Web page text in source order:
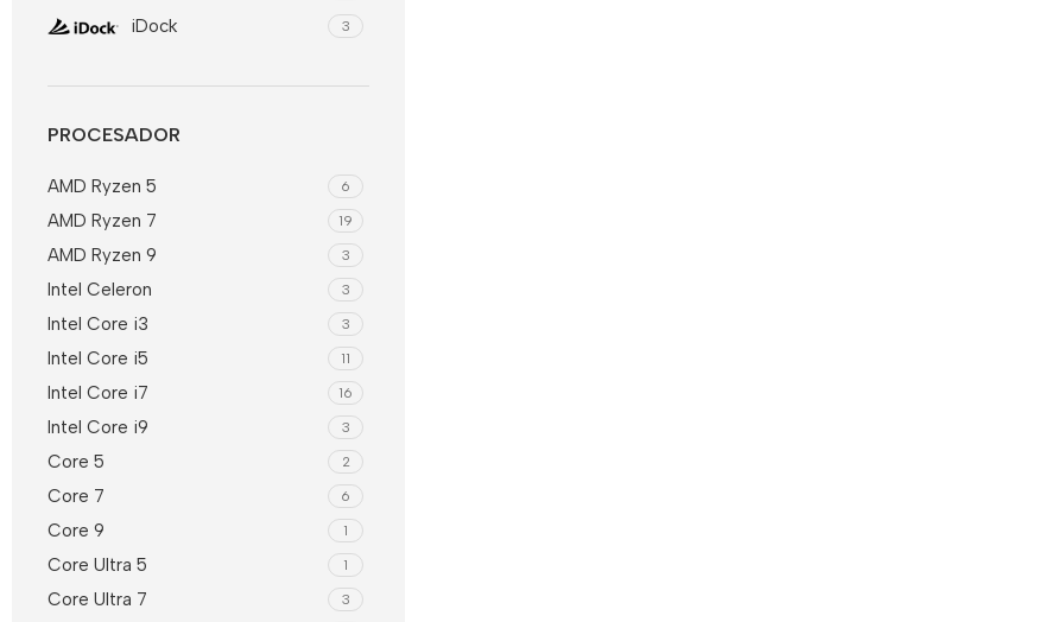
iDock 3
PROCESADOR
AMD Ryzen 5 6
AMD Ryzen 7 19
AMD Ryzen 9 3
Intel Celeron 3
Intel Core i3 3
Intel Core i5 11
Intel Core i7 16
Intel Core i9 3
Core 5 2
Core 7 6
Core 9 1
Core Ultra 5 1
Core Ultra 7 3